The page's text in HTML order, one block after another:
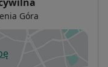
Góra
się w nowej karcie